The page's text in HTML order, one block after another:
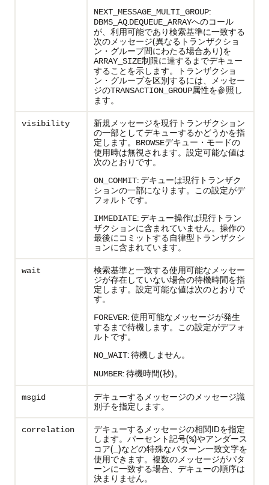
NEXT_MESSAGE_MULTI_GROUP:
DBMS_AQ.DEQUEUE_ARRAYへのコール
が、利用可能であり検索基準に一致する
次のメッセージ(異なるトランザクショ
ン・グループ間にわたる場合あり)を
ARRAY_SIZE制限に達するまでデキュー
することを示します。トランザクショ
ン・グループを区別するには、メッセー
ジのTRANSACTION_GROUP属性を参照し
ます。
visibility
新規メッセージを現行トランザクション
の一部としてデキューするかどうかを指
定します。
BROWSEデキュー・モードの
使用時は無視されます。設定可能な値は
次のとおりです。
ON_COMMIT: デキューは現行トランザク
ションの一部になります。この設定がデ
フォルトです。
IMMEDIATE: デキュー操作は現行トラン
ザクションに含まれていません。操作の
最後にコミットする自律型トランザクシ
ョンに含まれています。
wait
検索基準と一致する使用可能なメッセー
ジが存在していない場合の待機時間を指
定します。設定可能な値は次のとおりで
す。
FOREVER: 使用可能なメッセージが発生
するまで待機します。この設定がデフォ
ルトです。
NO_WAIT: 待機しません。
NUMBER: 待機時間(秒)。
msgid
デキューするメッセージのメッセージ識
別子を指定します。
correlation
デキューするメッセージの相関IDを指定
します。パーセント記号(%)やアンダース
コア( )などの特殊なパターン一致文字を
使用できます。複数のメッセージがパタ
ーンに一致する場合、デキューの順序は
決まりません。